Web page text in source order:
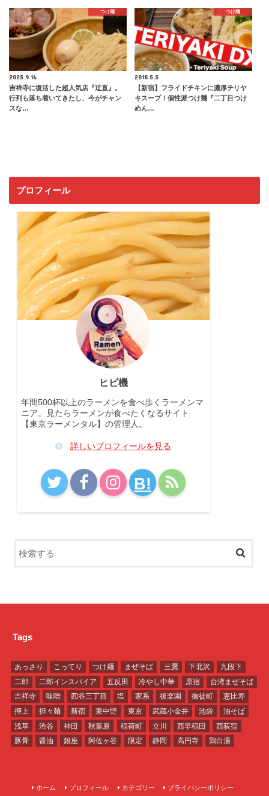
つけ麺
2025.9.16
吉祥寺に復活した超人気店『迂直』。
行列も落ち着いてきたし、今がチャン
スな…
つけ麺
2018.5.5
【新宿】フライドチキンに濃厚テリヤ
キスープ！個性派つけ麺『二丁目つけ
めん…
プロフィール
ヒビ機
年間500杯以上のラーメンを食べ歩くラーメンマ
ニア。見たらラーメンが食べたくなるサイト
【東京ラーメンタル】の管理人。
詳しいプロフィールを見る
B!
Tags
あっさり こってり つけ麺 まぜそば 三鷹 下北沢
九段下
二郎
二郎インスパイア 五反田 冷やし中華 原宿
台湾まぜそば
吉祥寺
味噌 四谷三丁目 塩 家系 後楽園 御徒町
恵比寿
押上
担々麺 新宿 東中野 東京 武蔵小金井 池袋
油そば
浅草
渋谷 神田 秋葉原 稲荷町 立川 西早稲田
西荻窪
豚骨
醤油 銀座 阿佐ヶ谷 限定 静岡 高円寺 鶏白湯
ホーム プロフィール カテゴリー プライバシーポリシー